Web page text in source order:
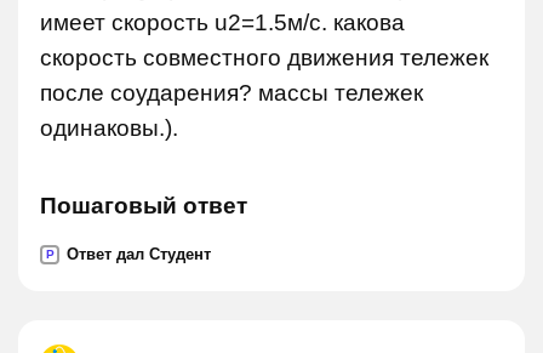
имеет скорость u2=1.5м/с. какова
скорость совместного движения тележек
после соударения? массы тележек
одинаковы.).
Пошаговый ответ
P Ответ дал Студент